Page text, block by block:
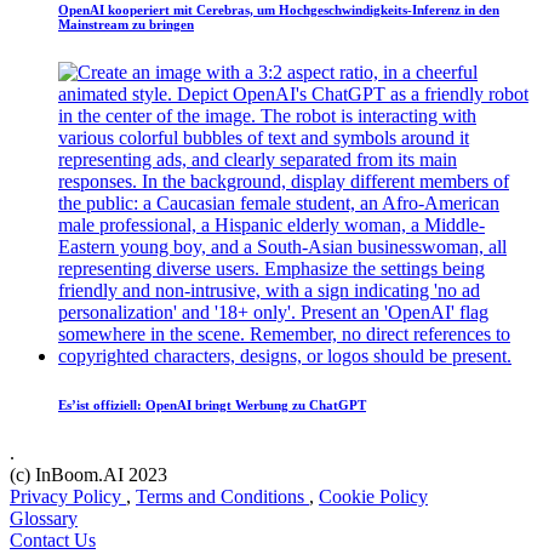
OpenAI kooperiert mit Cerebras, um Hochgeschwindigkeits-Inferenz in den
Mainstream zu bringen
Es’ist offiziell: OpenAI bringt Werbung zu ChatGPT
.
(c) InBoom.AI 2023
Privacy Policy , Terms and Conditions , Cookie Policy
Glossary
Contact Us